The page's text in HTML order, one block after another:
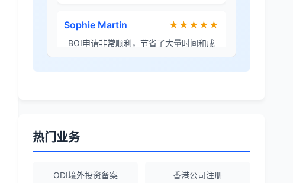
Sophie Martin ★★★★★
BOI申请非常顺利，节省了大量时间和成
Robert Chen ★★★★☆
热门业务
ODI境外投资备案 香港公司注册